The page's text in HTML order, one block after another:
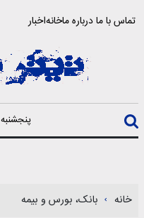
تماس با مادرباره ماخانهاخبار
پنجشنبه ۱۵ مرداد ۱۴۰۵
خانه بانک، بورس و بیمه